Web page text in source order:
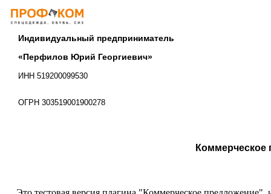
Индивидуальный предприниматель
«Перфилов Юрий Георгиевич»
ИНН 519200099530
ОГРН 303519001900278
Коммерческое